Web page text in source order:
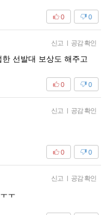
0
0
신고 | 공감 확인
선발대 보상도 해주고
0
0
신고 | 공감 확인
0
0
신고 | 공감 확인
ㅜ